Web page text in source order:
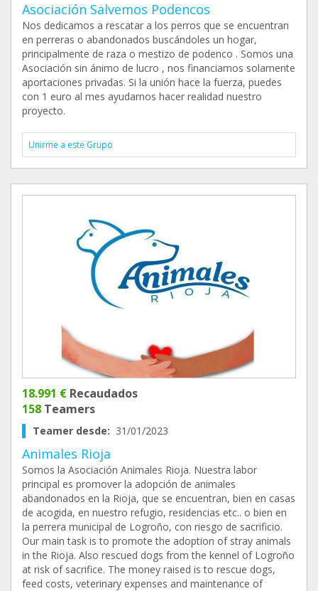
Asociación Salvemos Podencos
Nos dedicamos a rescatar a los perros que se encuentran
en perreras o abandonados buscándoles un hogar,
principalmente de raza o mestizo de podenco . Somos una
Asociación sin ánimo de lucro , nos financiamos solamente
aportaciones privadas. Si la unión hace la fuerza, puedes
con 1 euro al mes ayudarnos hacer realidad nuestro
proyecto.
Unirme a este Grupo
18.991 € Recaudados
158 Teamers
Teamer desde: 31/01/2023
Animales Rioja
Somos la Asociación Animales Rioja. Nuestra labor
principal es promover la adopción de animales
abandonados en la Rioja, que se encuentran, bien en casas
de acogida, en nuestro refugio, residencias etc.. o bien en
la perrera municipal de Logroño, con riesgo de sacrificio.
Our main task is to promote the adoption of stray animals
in the Rioja. Also rescued dogs from the kennel of Logroño
at risk of sacrifice. The money raised is to rescue dogs,
feed costs, veterinary expenses and maintenance of